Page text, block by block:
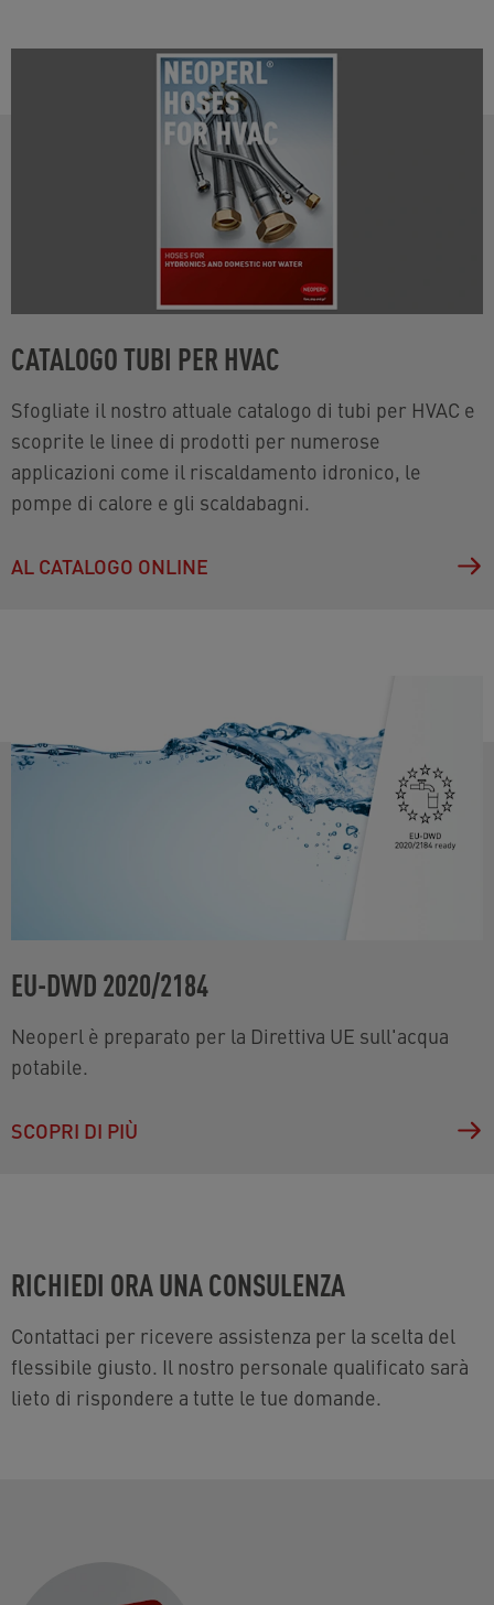
CATALOGO TUBI PER HVAC
Sfogliate il nostro attuale catalogo di tubi per HVAC e
scoprite le linee di prodotti per numerose
applicazioni come il riscaldamento idronico, le
pompe di calore e gli scaldabagni.
AL CATALOGO ONLINE
EU-DWD 2020/2184
Neoperl è preparato per la Direttiva UE sull'acqua
potabile.
SCOPRI DI PIÙ
RICHIEDI ORA UNA CONSULENZA
Contattaci per ricevere assistenza per la scelta del
flessibile giusto. Il nostro personale qualificato sarà
lieto di rispondere a tutte le tue domande.